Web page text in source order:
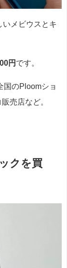
メビウスとキ
円 です。
国のPloomショ
売店など。
クを買